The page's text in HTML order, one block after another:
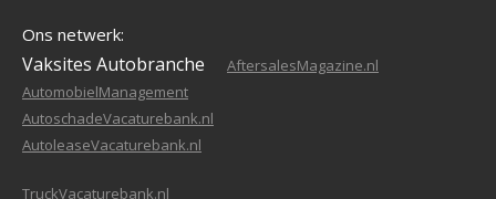
Ons netwerk:
Vaksites Autobranche
AftersalesMagazine.nl
AutomobielManagement
AutoschadeVacaturebank.nl
AutoleaseVacaturebank.nl
TruckVacaturebank.nl